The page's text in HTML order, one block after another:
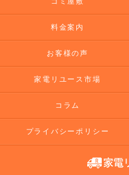
料金案内
お客様の声
家電リユース市場
コラム
プライバシーポリシー